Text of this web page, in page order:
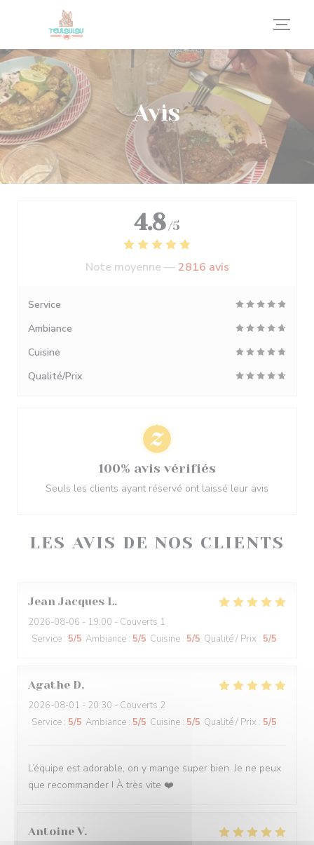
Personnalisation de vos choix en matière de cookies
Avis
LES AVIS DE NOS CLIENTS
Jean Jacques L
2026-08-06 - 19:00 - Couverts 1
Service : 5/5 Ambiance : 5/5 Cuisine : 5/5 Qualité / Prix : 5/5
Agathe D
2026-08-01 - 20:30 - Couverts 2
Service : 5/5 Ambiance : 5/5 Cuisine : 5/5 Qualité / Prix : 5/5
L’équipe est adorable, on y mange super bien. Je ne peux
que recommander ! À très vite ❤️
Antoine V
4.8 /5
Note moyenne —2816 avis
Service
Ambiance
Cuisine
Qualité/Prix
100% avis vérifiés
Seuls les clients ayant réservé ont laissé leur avis